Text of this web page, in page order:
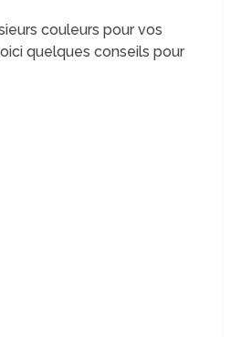
couleurs pour vos
quelques conseils pour